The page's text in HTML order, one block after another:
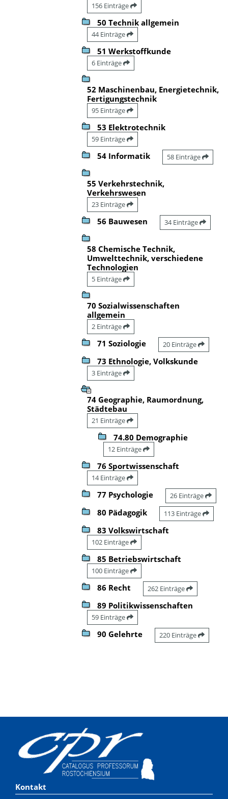
156 Einträge
50 Technik allgemein
44 Einträge
51 Werkstoffkunde
6 Einträge
52 Maschinenbau, Energietechnik,
Fertigungstechnik
95 Einträge
53 Elektrotechnik
59 Einträge
54 Informatik 58 Einträge
55 Verkehrstechnik,
Verkehrswesen
23 Einträge
56 Bauwesen 34 Einträge
58 Chemische Technik,
Umwelttechnik, verschiedene
Technologien
5 Einträge
70 Sozialwissenschaften
allgemein
2 Einträge
71 Soziologie 20 Einträge
73 Ethnologie, Volkskunde
3 Einträge
74 Geographie, Raumordnung,
Städtebau
21 Einträge
74.80 Demographie
12 Einträge
76 Sportwissenschaft
14 Einträge
77 Psychologie 26 Einträge
80 Pädagogik 113 Einträge
83 Volkswirtschaft
102 Einträge
85 Betriebswirtschaft
100 Einträge
86 Recht 262 Einträge
89 Politikwissenschaften
59 Einträge
90 Gelehrte 220 Einträge
Kontakt